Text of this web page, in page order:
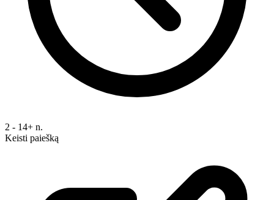
2 - 14+ n.
Keisti paiešką